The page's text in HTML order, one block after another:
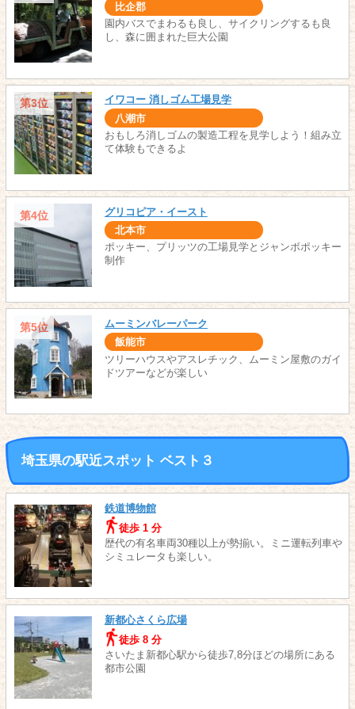
比企郡
園内バスでまわるも良し、サイクリングするも良
し、森に囲まれた巨大公園
第3位 イワコー 消しゴム工場見学
八潮市
おもしろ消しゴムの製造工程を見学しよう！組み立
て体験もできるよ
第4位 グリコピア・イースト
北本市
ポッキー、プリッツの工場見学とジャンボポッキー
制作
第5位 ムーミンバレーパーク
飯能市
ツリーハウスやアスレチック、ムーミン屋敷のガイ
ドツアーなどが楽しい
埼玉県の駅近スポット ベスト３
鉄道博物館
徒歩 1 分
歴代の有名車両30種以上が勢揃い。ミニ運転列車や
シミュレータも楽しい。
新都心さくら広場
徒歩 8 分
さいたま新都心駅から徒歩7,8分ほどの場所にある
都市公園